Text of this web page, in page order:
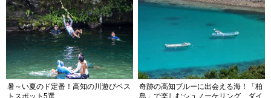
暑～い夏のド定番！高知の川遊びベス
トスポット5選
奇跡の高知ブルーに出会える海！「柏
島」で楽しむシュノーケリング、ダイ